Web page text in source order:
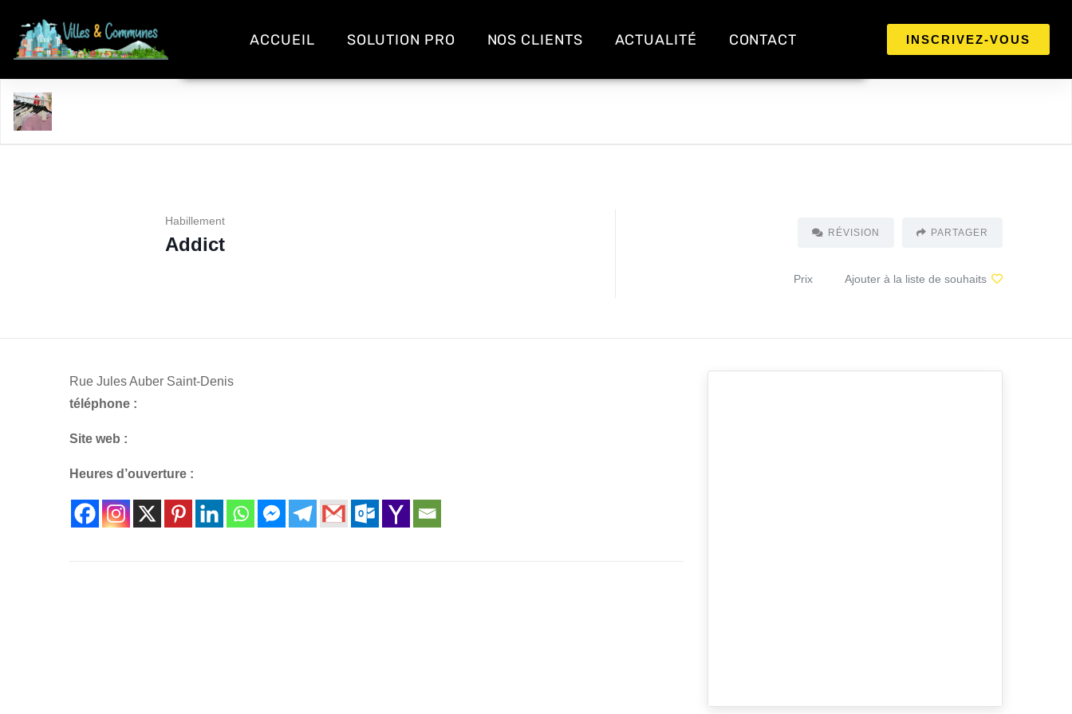
ACCUEIL SOLUTION PRO NOS CLIENTS ACTUALITÉ CONTACT INSCRIVEZ-VOUS
Habillement
Addict
RÉVISION PARTAGER
Prix Ajouter à la liste de souhaits
Rue Jules Auber Saint-Denis
téléphone :
Site web :
Heures d’ouverture :